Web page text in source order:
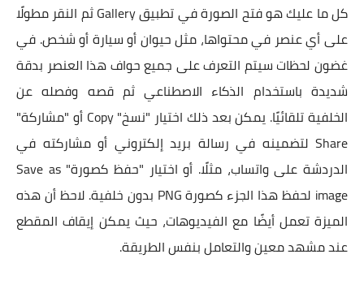
كل ما عليك هو فتح الصورة في تطبيق Gallery ثم النقر مطولًا
على أي عنصر في محتواها، مثل حيوان أو سيارة أو شخص. في
غضون لحظات سيتم التعرف على جميع حواف هذا العنصر بدقة
شديدة باستخدام الذكاء الاصطناعي ثم قصه وفصله عن
الخلفية تلقائيًا. يمكن بعد ذلك اختيار "نسخ" Copy أو "مشاركة"
Share لتضمينه في رسالة بريد إلكتروني أو مشاركته في
الدردشة على واتساب، مثلًا. أو اختيار "حفظ كصورة" Save as
image لحفظ هذا الجزء كصورة PNG بدون خلفية. لاحظ أن هذه
الميزة تعمل أيضًا مع الفيديوهات، حيث يمكن إيقاف المقطع
عند مشهد معين والتعامل بنفس الطريقة.